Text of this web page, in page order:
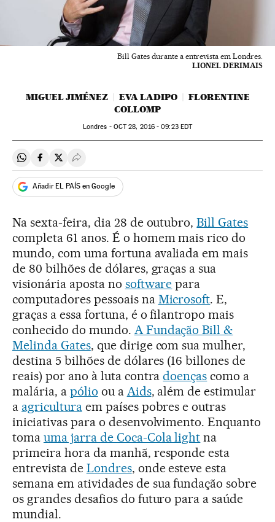
Bill Gates durante a entrevista em Londres.
LIONEL DERIMAIS
MIGUEL JIMÉNEZ EVA LADIPO
FLORENTINE
COLLOMP
Londres - OCT28, 2016 - 09:23EDT
Compartir en Whatsapp
Compartir en Facebook
Compartir en Twitter
Desplegar Redes Sociales
Añadir EL PAÍS en Google
Na sexta-feira, dia 28 de outubro,Bill Gates
completa 61 anos. É o homem mais rico do
mundo, com uma fortuna avaliada em mais
de 80 bilhões de dólares, graças a sua
visionária aposta no software para
computadores pessoais na Microsoft. E,
graças a essa fortuna, é o filantropo mais
conhecido do mundo. A Fundação Bill &
Melinda Gates, que dirige com sua mulher,
destina 5 bilhões de dólares (16 billones de
reais) por ano à luta contradoenças como a
malária, a pólio ou a Aids, além de estimular
a agriculturaem países pobres e outras
iniciativas para o desenvolvimento. Enquanto
toma uma jarra de Coca-Cola light na
primeira hora da manhã, responde esta
entrevista de Londres, onde esteve esta
semana em atividades de sua fundação sobre
os grandes desafios do futuro para a saúde
mundial.